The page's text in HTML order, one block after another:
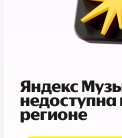
Яндекс
регионе